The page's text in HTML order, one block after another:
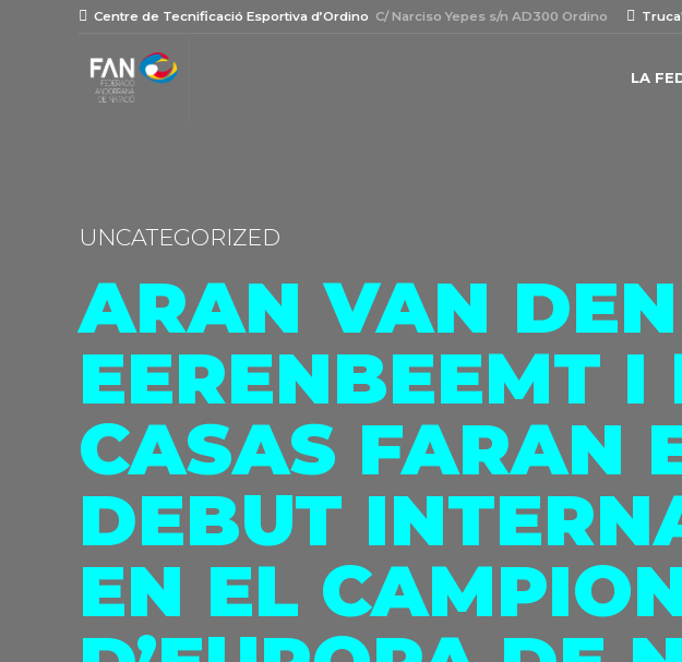
Centre de Tecnificació Esportiva d’Ordino C/ Narciso Yepes s/n AD300 Ordino
LA
UNCATEGORIZED
ARAN VAN DEN
EERENBEEMT
CASAS FARAN
DEBUT
EN EL